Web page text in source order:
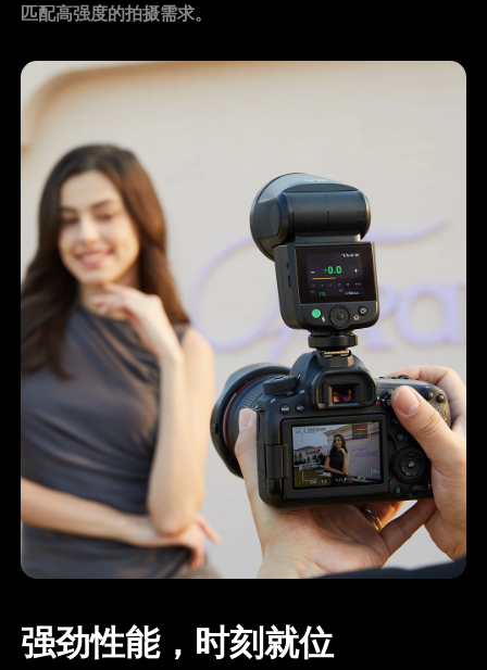
匹配高强度的拍摄需求。
强劲性能，时刻就位